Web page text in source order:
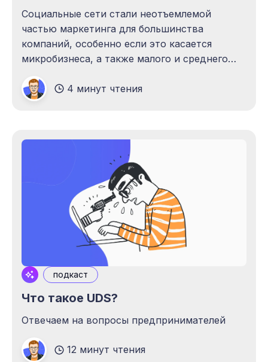
Социальные сети стали неотъемлемой
частью маркетинга для большинства
компаний, особенно если это касается
микробизнеса, а также малого и среднего
4 минут чтения
подкаст
Что такое UDS?
Отвечаем на вопросы предпринимателей
12 минут чтения